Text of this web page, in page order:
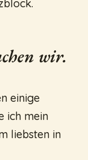
wir.
einige
ich mein
liebsten in